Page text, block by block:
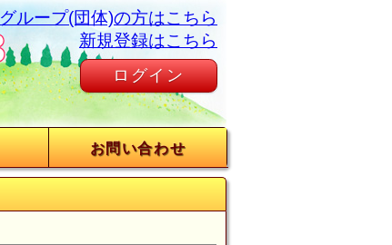
グループ(団体)の方はこちら
新規登録はこちら
ログイン
お問い合わせ